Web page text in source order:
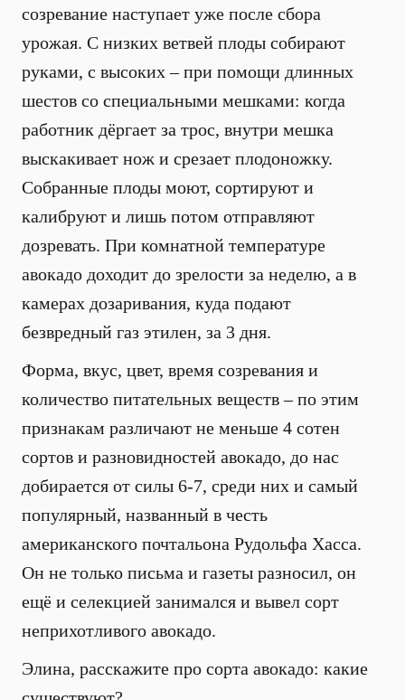
созревание наступает уже после сбора
урожая. С низких ветвей плоды собирают
руками, с высоких – при помощи длинных
шестов со специальными мешками: когда
работник дёргает за трос, внутри мешка
выскакивает нож и срезает плодоножку.
Собранные плоды моют, сортируют и
калибруют и лишь потом отправляют
дозревать. При комнатной температуре
авокадо доходит до зрелости за неделю, а в
камерах дозаривания, куда подают
безвредный газ этилен, за 3 дня.
Форма, вкус, цвет, время созревания и
количество питательных веществ – по этим
признакам различают не меньше 4 сотен
сортов и разновидностей авокадо, до нас
добирается от силы 6-7, среди них и самый
популярный, названный в честь
американского почтальона Рудольфа Хасса.
Он не только письма и газеты разносил, он
ещё и селекцией занимался и вывел сорт
неприхотливого авокадо.
Элина, расскажите про сорта авокадо: какие